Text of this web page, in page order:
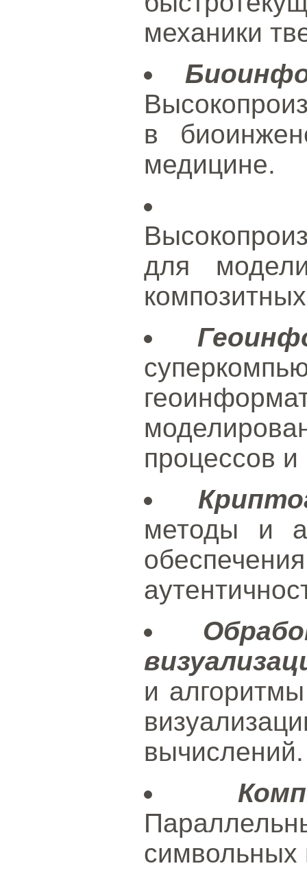
механики
в
медицине.
для
процессов
методы и
и
вычислений.
символьных